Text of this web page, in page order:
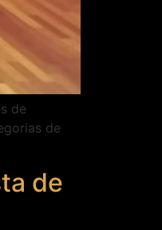
de
de
de